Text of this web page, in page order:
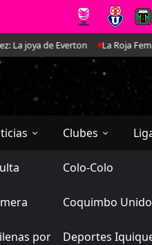
Everton La Roja Femenina Sub-
Chilena
20
17
Nacional
Internacional
por el
Clubes
Primera
Colo-Colo
Coquimbo Unido
Deportes
Ascenso
C